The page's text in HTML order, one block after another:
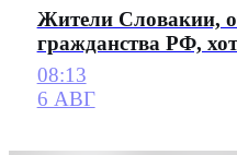
Жители Словакии,
гражданства РФ,
08:13
6 АВГ